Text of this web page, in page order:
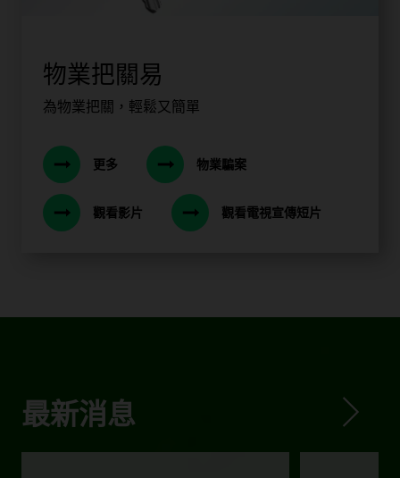
物業把關易
為物業把關，輕鬆又簡單
更多 物業騙案
觀看影片 觀看電視宣傳短片
最新消息